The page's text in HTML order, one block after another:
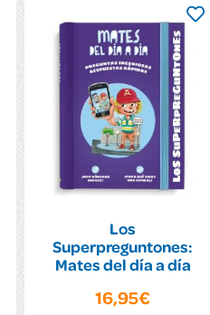
Los
Superpreguntones:
Mates del día a día
16,95€